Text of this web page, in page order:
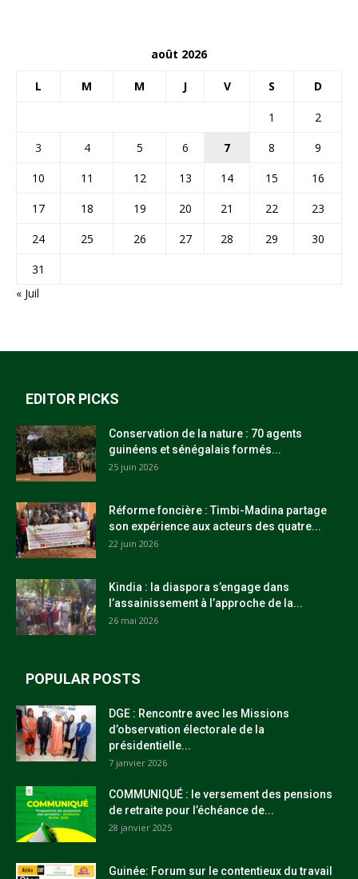
août 2026
L M M J V S D
1
2
3
4 5 6 7 8
9
10
11 12 13 14 15
16
17
18 19 20 21 22
23
24
25 26 27 28 29
30
31
« Juil
EDITOR PICKS
Conservation de la nature : 70 agents
guinéens et sénégalais formés...
25 juin 2026
Réforme foncière : Timbi-Madina partage
son expérience aux acteurs des quatre...
22 juin 2026
Kindia : la diaspora s’engage dans
l’assainissement à l’approche de la...
26 mai 2026
POPULAR POSTS
DGE : Rencontre avec les Missions
d’observation électorale de la
présidentielle...
7 janvier 2026
COMMUNIQUÉ : le versement des pensions
de retraite pour l’échéance de...
28 janvier 2025
Guinée: Forum sur le contentieux du travail